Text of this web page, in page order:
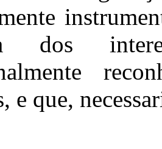
dos
e que,